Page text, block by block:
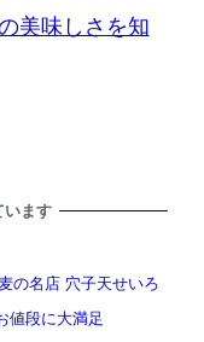
美味しさを知
います
の名店 穴子天せいろ
値段に大満足